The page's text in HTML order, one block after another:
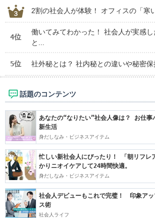
2割の社会人が体験！ オフィスの「寒
4位
働いてみてわかった！ 社会人が実感
と...
5位 社外秘とは？ 社内秘との違いや秘密
話題のコンテンツ
あなたの“なりたい”社会人像は？ お仕事
新生活
身だしなみ・ビジネスアイテム
忙しい新社会人にぴったり！ 「朝リフレ
かりニオイケアして24時間快適。
身だしなみ・ビジネスアイテム
社会人デビューもこれで完璧！ 印象アッ
ス術
社会人ライフ